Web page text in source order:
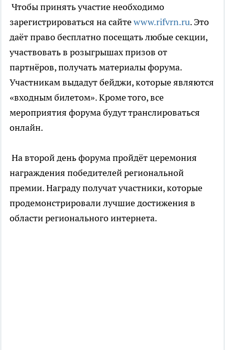
Чтобы принять участие необходимо
зарегистрироваться на сайтеwww.rifvrn.ru. Это
даёт право бесплатно посещать любые секции,
участвовать в розыгрышах призов от
партнёров, получать материалы форума.
Участникам выдадут бейджи, которые являются
«входным билетом». Кроме того, все
мероприятия форума будут транслироваться
онлайн.
На второй день форума пройдёт церемония
награждения победителей региональной
премии. Награду получат участники, которые
продемонстрировали лучшие достижения в
области регионального интернета.